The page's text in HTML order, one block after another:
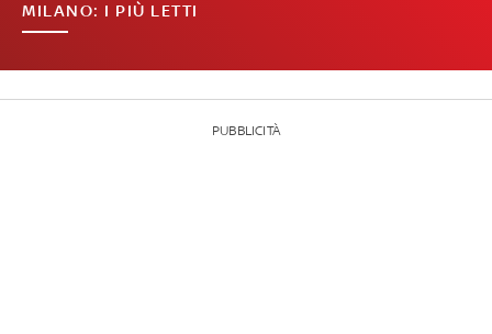
MILANO: I PIÙ LETTI
PUBBLICITÀ